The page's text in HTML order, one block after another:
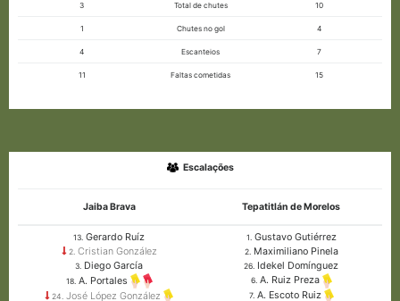
3 Total de chutes 10
1 Chutes no gol 4
4 Escanteios 7
11 Faltas cometidas 15
Escalações
Jaiba Brava Tepatitlán de Morelos
13. Gerardo Ruíz
2.Cristian González
3. Diego García
18. A. Portales
24. José López González
1. Gustavo Gutiérrez
2.Maximiliano Pinela
26. Idekel Domínguez
6.A. Ruiz Preza
7.A. Escoto Ruiz